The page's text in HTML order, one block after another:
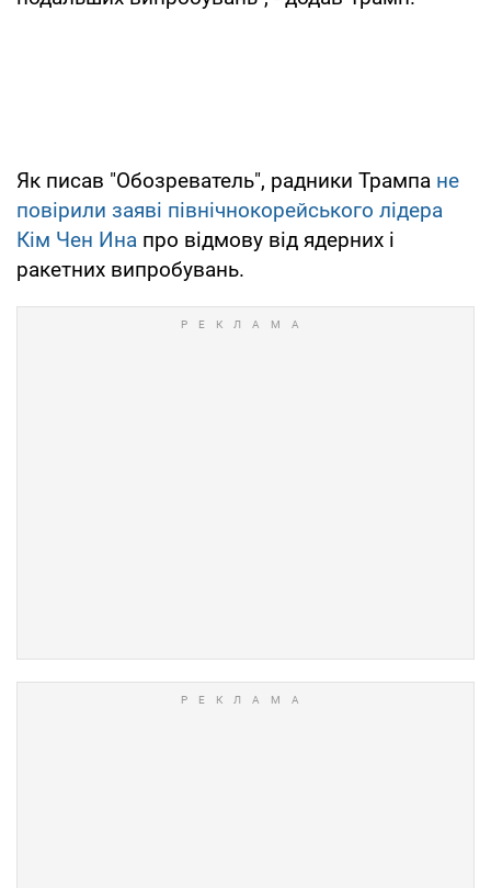
Як писав "Обозреватель", радники Трампа не
повірили заяві північнокорейського лідера
Кім Чен Ина про відмову від ядерних і
ракетних випробувань.